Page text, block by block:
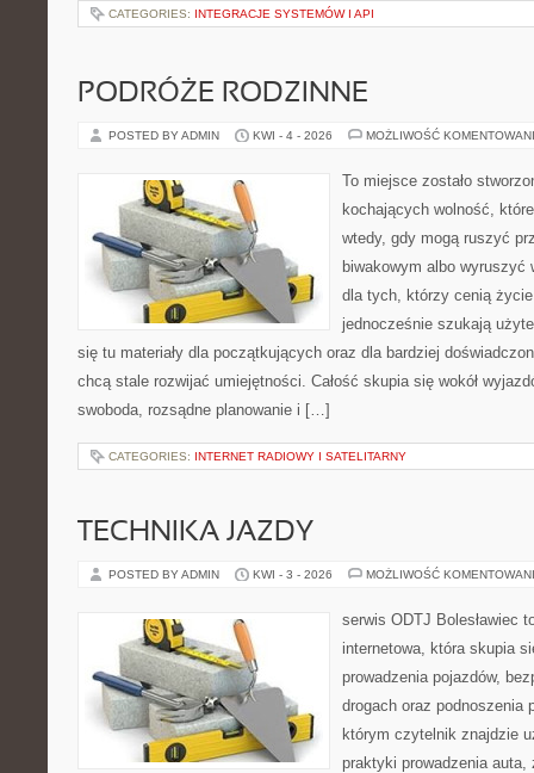
CATEGORIES: INTEGRACJE SYSTEMÓW I API
PODRÓŻE RODZINNE
POSTED BY ADMIN KWI - 4 - 2026 MOŻLIWOŚĆ
To miejsce zostało
kochających wolność,
wtedy, gdy mogą ruszyć
biwakowym albo wyruszyć
dla tych, którzy cenią
jednocześnie szukają
się tu materiały dla początkujących oraz dla bardziej
chcą stale rozwijać umiejętności. Całość skupia się wokół
swoboda, rozsądne planowanie i […]
CATEGORIES: INTERNET RADIOWY I SATELITARNY
TECHNIKA JAZDY
POSTED BY ADMIN KWI - 3 - 2026 MOŻLIWOŚĆ
serwis ODTJ Bolesławiec
internetowa, która skupia
prowadzenia pojazdów,
drogach oraz podnoszenia
którym czytelnik znajdzie
praktyki prowadzenia auta,